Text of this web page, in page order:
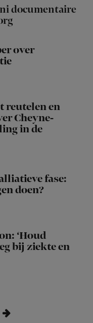
documentaire
over
reutelen en
Cheyne-
in de
fase:
doen?
‘Houd
bij ziekte en